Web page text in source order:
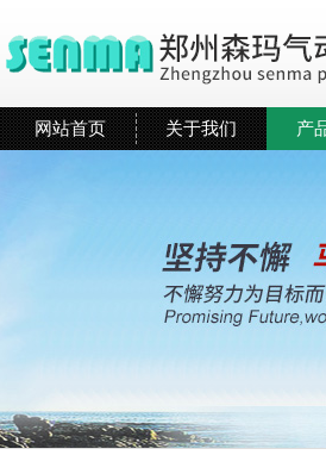
网站首页 关于我们 产